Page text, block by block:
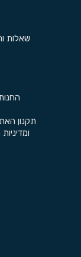
שאלות
תקנון